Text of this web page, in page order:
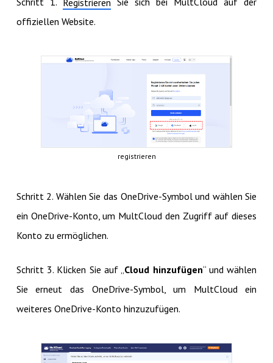
Registrieren
offiziellen Website.
registrieren
Schritt 2. Wählen Sie das OneDrive-Symbol und wählen Sie
ein OneDrive-Konto, um MultCloud den Zugriff auf dieses
Konto zu ermöglichen.
Schritt 3. Klicken Sie auf „Cloud hinzufügen“ und wählen
Sie erneut das OneDrive-Symbol, um MultCloud ein
weiteres OneDrive-Konto hinzuzufügen.